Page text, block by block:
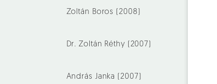
Zoltán Boros (2008)
Dr. Zoltán Réthy (2007)
András Janka (2007)